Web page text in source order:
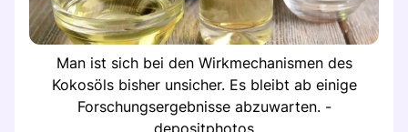
Man ist sich bei den Wirkmechanismen des
Kokosöls bisher unsicher. Es bleibt ab einige
Forschungsergebnisse abzuwarten. -
depositphotos